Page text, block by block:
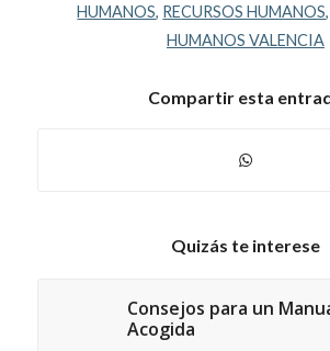
HUMANOS, RECURSOS HUMANOS,
HUMANOS VALENCIA
Compartir esta
Quizás te interese
Consejos para un
Acogida